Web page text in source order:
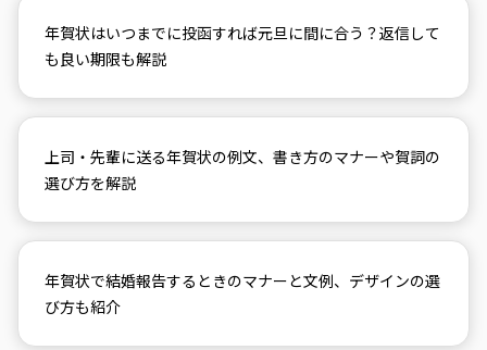
年賀状はいつまでに投函すれば元旦に間に合う？返信して
も良い期限も解説
上司・先輩に送る年賀状の例文、書き方のマナーや賀詞の
選び方を解説
年賀状で結婚報告するときのマナーと文例、デザインの選
び方も紹介